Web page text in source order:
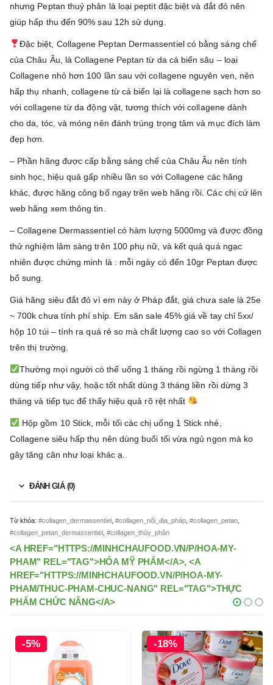
nhưng Peptan thuỷ phân là loại peptit đặc biệt và đắt đỏ nên
giúp hấp thu đến 90% sau 12h sử dụng.
Đặc biệt, Collagene Peptan Dermassentiel có bằng sáng chế
của Châu Âu, là Collagene Peptan từ da cá biển sâu – loại
Collagene nhỏ hơn 100 lần sau với collagene nguyên vẹn, nên
hấp thụ nhanh, collagene từ cá biển lại là collagene sạch hơn so
với collagene từ da động vật, tương thích với collagene dành
cho da, tóc, và móng nên đánh trúng trọng tâm và mục đích làm
đẹp hơn.
– Phần hãng được cấp bằng sáng chế của Châu Âu nên tính
sinh học, hiệu quả gấp nhiều lần so với Collagene các hãng
khác, được hãng công bố ngay trên web hãng rồi. Các chị cứ lên
web hãng xem thông tin.
– Collagene Dermassentiel có hàm lượng 5000mg và được đồng
thử nghiệm lâm sàng trên 100 phụ nữ, và kết quả quá ngạc
nhiên được chứng minh là : mỗi ngày có đến 10gr Peptan được
bổ sung.
Giá hãng siêu đắt đỏ vì em này ở Pháp đắt, giá chưa sale là 25e
~ 700k chưa tính phí ship. Em săn sale 45% giá về tay chỉ 5xx/
hộp 10 túi – tính ra quá rẻ so mà chất lượng cao so với Collagen
trên thị trường.
Thường mọi người có thể uống 1 tháng rồi ngừng 1 tháng rồi
dùng tiếp như vậy, hoặc tốt nhất dùng 3 tháng liền rồi dừng 3
tháng và tiếp tục để thấy hiệu quả rõ rệt nhất
Hộp gồm 10 Stick, mỗi tối các chị uống 1 Stick nhé,
Collagene siêu hấp thụ nên dùng buổi tối vừa ngủ ngon mà ko
gây tăng cân như loại khác ạ.
ĐÁNH GIÁ (0)
Từ khóa: #collagen_dermassentiel #collagen_nội_địa_pháp #collagen_petan
#collagen_petan_dermassentiel #collagen_thủy_phân
<A HREF="HTTPS://MINHCHAUFOOD.VN/P/HOA-MY-
PHAM" REL="TAG">HÓA MỸ PHẨM</A>, <A
HREF="HTTPS://MINHCHAUFOOD.VN/P/HOA-MY-
PHAM/THUC-PHAM-CHUC-NANG" REL="TAG">THỰC
PHẨM CHỨC NĂNG</A>
-18%